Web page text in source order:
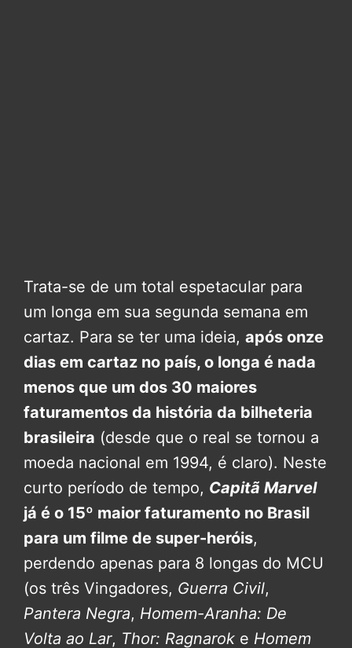
Trata-se de um total espetacular para
um longa em sua segunda semana em
cartaz. Para se ter uma ideia, após onze
dias em cartaz no país, o longa é nada
menos que um dos 30 maiores
faturamentos da história da bilheteria
brasileira (desde que o real se tornou a
moeda nacional em 1994, é claro). Neste
curto período de tempo, Capitã Marvel
já é o 15º maior faturamento no Brasil
para um filme de super-heróis,
perdendo apenas para 8 longas do MCU
(os três Vingadores, Guerra Civil,
Pantera Negra, Homem-Aranha: De
Volta ao Lar, Thor: Ragnarok e Homem